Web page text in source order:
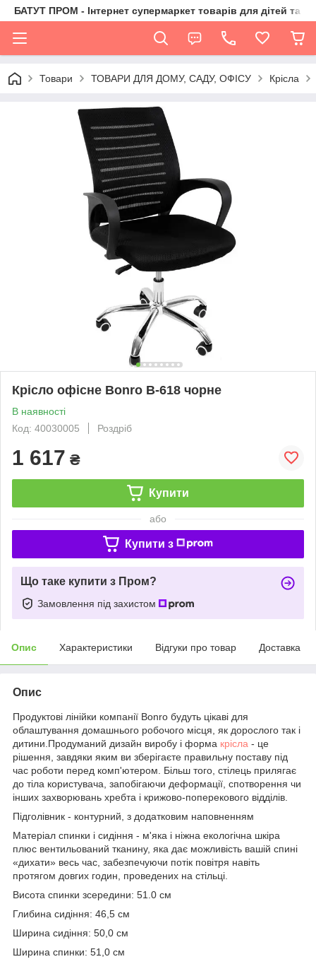
БАТУТ ПРОМ - Інтернет супермаркет товарів для дітей та їх
Товари ТОВАРИ ДЛЯ ДОМУ, САДУ, ОФІСУ Крісла
Крісло офісне Bonro B-618 чорне
В наявності
Код: 40030005
Роздріб
1 617 ₴
Купити
або
Купити з
Що таке купити з Пром?
Замовлення під захистом
Опис Характеристики Відгуки про товар Доставка
Опис
Продуктові лінійки компанії Bonro будуть цікаві для
облаштування домашнього робочого місця, як дорослого так і
дитини.Продуманий дизайн виробу і форма крісла - це
рішення, завдяки яким ви зберігаєте правильну поставу під
час роботи перед комп'ютером. Більш того, стілець прилягає
до тіла користувача, запобігаючи деформації, спотворення чи
інших захворювань хребта і крижово-поперекового відділів.
Підголівник - контурний, з додатковим наповненням
Матеріал спинки і сидіння - м'яка і ніжна екологічна шкіра
плюс вентильований тканину, яка дає можливість вашій спині
«дихати» весь час, забезпечуючи потік повітря навіть
протягом довгих годин, проведених на стільці.
Висота спинки зсередини: 51.0 см
Глибина сидіння: 46,5 см
Ширина сидіння: 50,0 см
Ширина спинки: 51,0 см